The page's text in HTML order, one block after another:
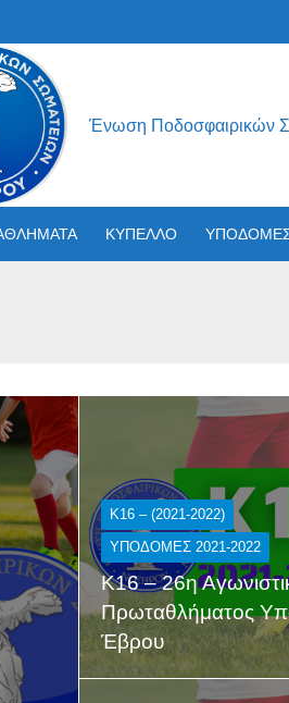
Ένωση Ποδοσφαιρικών
ΚΥΠΕΛΛΟ
K16 – (2021-2022)
ΥΠΟΔΟΜΕΣ 2021-2022
Κ16 – 26η
Πρωταθλήματος
Έβρου